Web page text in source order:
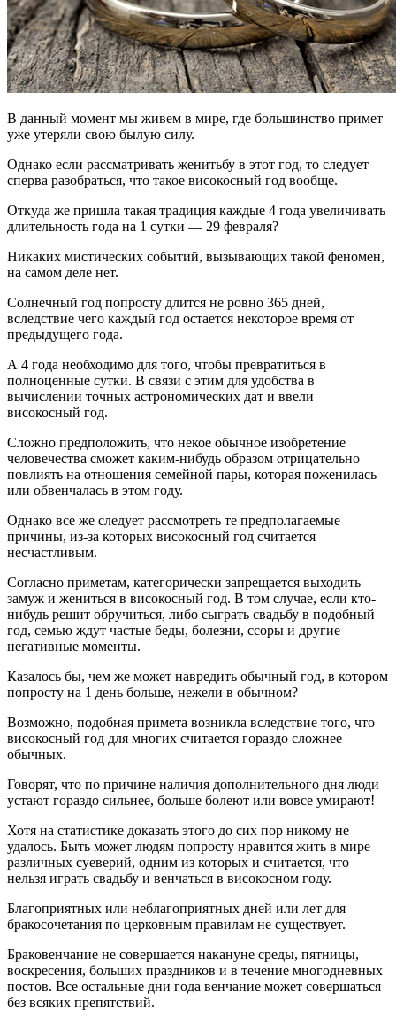
В данный момент мы живем в мире, где большинство примет
уже утеряли свою былую силу.
Однако если рассматривать женитьбу в этот год, то следует
сперва разобраться, что такое високосный год вообще.
Откуда же пришла такая традиция каждые 4 года увеличивать
длительность года на 1 сутки — 29 февраля?
Никаких мистических событий, вызывающих такой феномен,
на самом деле нет.
Солнечный год попросту длится не ровно 365 дней,
вследствие чего каждый год остается некоторое время от
предыдущего года.
А 4 года необходимо для того, чтобы превратиться в
полноценные сутки. В связи с этим для удобства в
вычислении точных астрономических дат и ввели
високосный год.
Сложно предположить, что некое обычное изобретение
человечества сможет каким-нибудь образом отрицательно
повлиять на отношения семейной пары, которая поженилась
или обвенчалась в этом году.
Однако все же следует рассмотреть те предполагаемые
причины, из-за которых високосный год считается
несчастливым.
Согласно приметам, категорически запрещается выходить
замуж и жениться в високосный год. В том случае, если кто-
нибудь решит обручиться, либо сыграть свадьбу в подобный
год, семью ждут частые беды, болезни, ссоры и другие
негативные моменты.
Казалось бы, чем же может навредить обычный год, в котором
попросту на 1 день больше, нежели в обычном?
Возможно, подобная примета возникла вследствие того, что
високосный год для многих считается гораздо сложнее
обычных.
Говорят, что по причине наличия дополнительного дня люди
устают гораздо сильнее, больше болеют или вовсе умирают!
Хотя на статистике доказать этого до сих пор никому не
удалось. Быть может людям попросту нравится жить в мире
различных суеверий, одним из которых и считается, что
нельзя играть свадьбу и венчаться в високосном году.
Благоприятных или неблагоприятных дней или лет для
бракосочетания по церковным правилам не существует.
Браковенчание не совершается накануне среды, пятницы,
воскресения, больших праздников и в течение многодневных
постов. Все остальные дни года венчание может совершаться
без всяких препятствий.